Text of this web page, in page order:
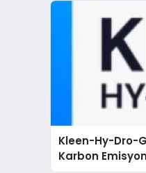
Kleen-Hy-Dro-
Karbon